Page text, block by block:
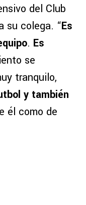
del Club
su colega. “Es
. Es
se
tranquilo,
y también
él como de